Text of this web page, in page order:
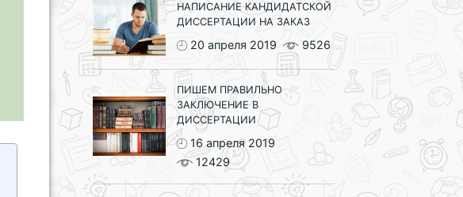
НАПИСАНИЕ КАНДИДАТСКОЙ
ДИССЕРТАЦИИ НА ЗАКАЗ
20 апреля 2019 9526
ПИШЕМ ПРАВИЛЬНО
ЗАКЛЮЧЕНИЕ В
ДИССЕРТАЦИИ
16 апреля 2019
12429